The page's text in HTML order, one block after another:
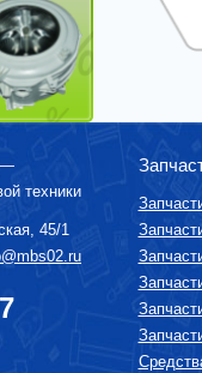
ВОЗДУХА
МОЙКИ,
—
техники
45/1